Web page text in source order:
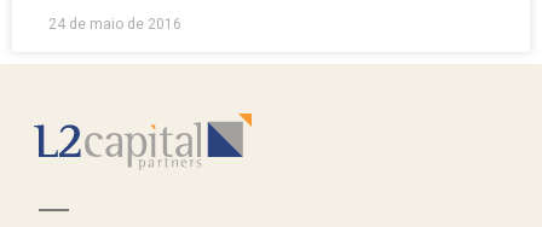
24 de maio de 2016